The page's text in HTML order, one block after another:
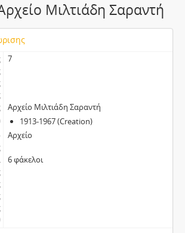
Μιλτιάδη Σαραντή
7
Αρχείο Μιλτιάδη Σαραντή
1913-1967 (Creation)
Αρχείο
6 φάκελοι